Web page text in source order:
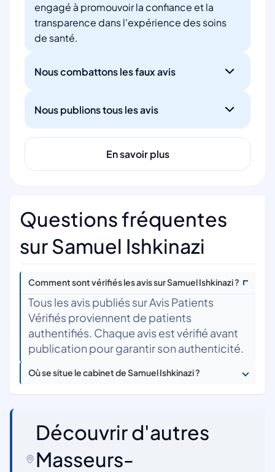
engagé à promouvoir la confiance et la
transparence dans l'expérience des soins
de santé.
Nous combattons les faux avis
Nous publions tous les avis
En savoir plus
Questions fréquentes
sur Samuel Ishkinazi
Comment sont vérifiés les avis sur Samuel Ishkinazi ?
Tous les avis publiés sur Avis Patients
Vérifiés proviennent de patients
authentifiés. Chaque avis est vérifié avant
publication pour garantir son authenticité.
Où se situe le cabinet de Samuel Ishkinazi ?
Découvrir d'autres
Masseurs-